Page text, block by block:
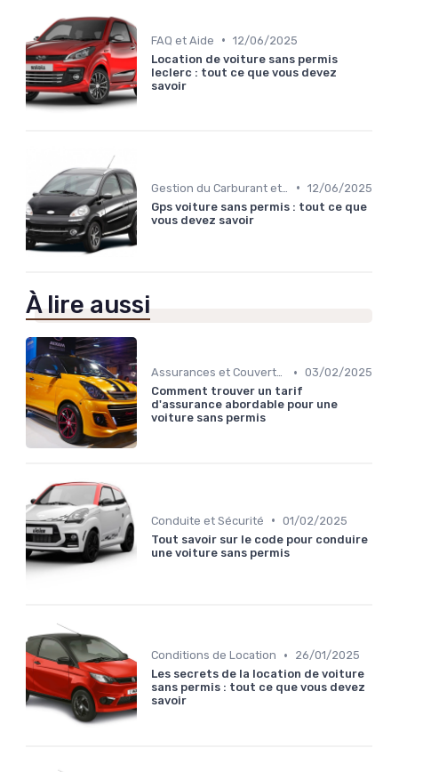
FAQ et Aide • 12/06/2025
Location de voiture sans permis
leclerc : tout ce que vous devez
savoir
• 12/06/2025
Gps voiture sans permis : tout ce que
vous devez savoir
À lire aussi
Assurances et Couvertures • 03/02/2025
Comment trouver un tarif
d'assurance abordable pour une
voiture sans permis
Conduite et Sécurité • 01/02/2025
Tout savoir sur le code pour conduire
une voiture sans permis
Conditions de Location •
26/01/2025
Les secrets de la location de voiture
sans permis : tout ce que vous devez
savoir